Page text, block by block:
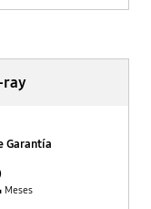
3 meses.
12 meses.
ray
Garantía
Meses